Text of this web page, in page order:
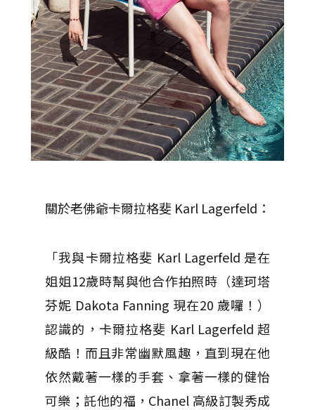
關於老佛爺卡爾拉格斐 Karl Lagerfeld：
「我與卡爾拉格斐 Karl Lagerfeld 是在
姐姐12歲時幫與他合作拍照時（達珂塔
芬妮 Dakota Fanning 現在20 歲囉！）
認識的，卡爾拉格斐 Karl Lagerfeld 超
級酷！而且非常幽默風趣，直到現在他
依然戴著一樣的手套、拿著一樣的健怡
可樂；託他的福，Chanel 高級訂製秀成